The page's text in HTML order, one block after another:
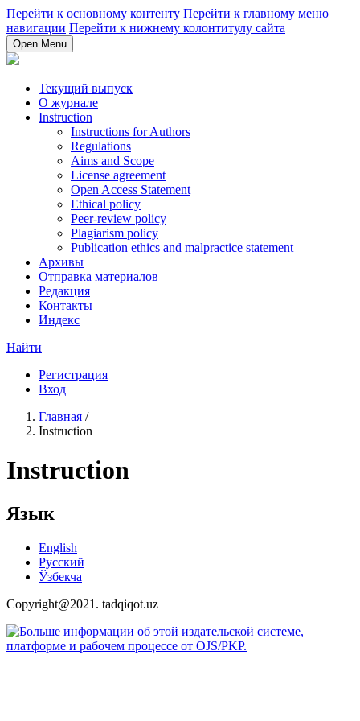
Перейти к основному контенту Перейти к главному меню
навигации Перейти к нижнему колонтитулу сайта
Open Menu
Текущий выпуск
О журнале
Instruction
Instructions for Authors
Regulations
Aims and Scope
License agreement
Open Access Statement
Ethical policy
Peer-review policy
Plagiarism policy
Publication ethics and malpractice statement
Архивы
Отправка материалов
Редакция
Контакты
Индекс
Найти
Регистрация
Вход
Главная /
Instruction
Instruction
Язык
English
Русский
Ўзбекча
Copyright@2021. tadqiqot.uz